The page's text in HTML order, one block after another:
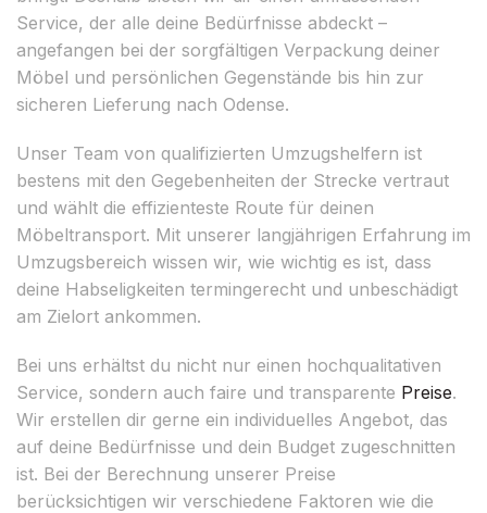
Service, der alle deine Bedürfnisse abdeckt –
angefangen bei der sorgfältigen Verpackung deiner
Möbel und persönlichen Gegenstände bis hin zur
sicheren Lieferung nach Odense.
Unser Team von qualifizierten Umzugshelfern ist
bestens mit den Gegebenheiten der Strecke vertraut
und wählt die effizienteste Route für deinen
Möbeltransport. Mit unserer langjährigen Erfahrung im
Umzugsbereich wissen wir, wie wichtig es ist, dass
deine Habseligkeiten termingerecht und unbeschädigt
am Zielort ankommen.
Bei uns erhältst du nicht nur einen hochqualitativen
Service, sondern auch faire und transparente Preise.
Wir erstellen dir gerne ein individuelles Angebot, das
auf deine Bedürfnisse und dein Budget zugeschnitten
ist. Bei der Berechnung unserer Preise
berücksichtigen wir verschiedene Faktoren wie die